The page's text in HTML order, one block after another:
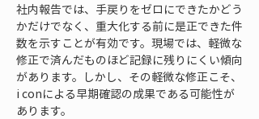
社内報告では、手戻りをゼロにできたかどう
かだけでなく、重大化する前に是正できた件
数を示すことが有効です。現場では、軽微な
修正で済んだものほど記録に残りにくい傾向
があります。しかし、その軽微な修正こそ、
i conによる早期確認の成果である可能性が
あります。